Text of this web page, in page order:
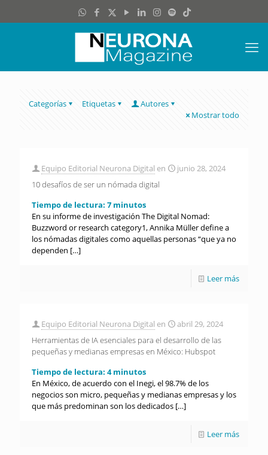
Categorías Etiquetas
Autores
Mostrar todo
Equipo Editorial Neurona Digital en
junio 28, 2024
10 desafíos de ser un nómada digital
Tiempo de lectura: 7 minutos
En su informe de investigación The Digital Nomad:
Buzzword or research category1, Annika Müller define a
los nómadas digitales como aquellas personas “que ya no
dependen […]
Leer más
Equipo Editorial Neurona Digital en
abril 29, 2024
Herramientas de IA esenciales para el desarrollo de las
pequeñas y medianas empresas en México: Hubspot
Tiempo de lectura: 4 minutos
En México, de acuerdo con el Inegi, el 98.7% de los
negocios son micro, pequeñas y medianas empresas y los
que más predominan son los dedicados […]
Leer más